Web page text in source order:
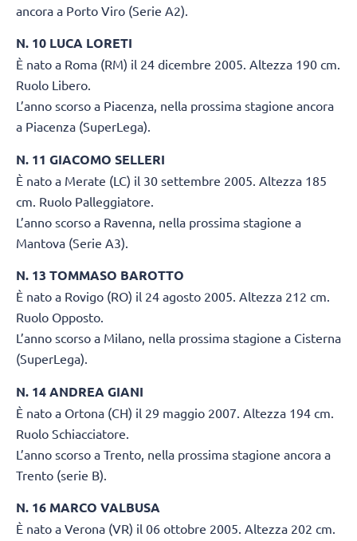
ancora a Porto Viro (Serie A2).
N. 10 LUCA LORETI
È nato a Roma (RM) il 24 dicembre 2005. Altezza 190 cm.
Ruolo Libero.
L’anno scorso a Piacenza, nella prossima stagione ancora
a Piacenza (SuperLega).
N. 11 GIACOMO SELLERI
È nato a Merate (LC) il 30 settembre 2005. Altezza 185
cm. Ruolo Palleggiatore.
L’anno scorso a Ravenna, nella prossima stagione a
Mantova (Serie A3).
N. 13 TOMMASO BAROTTO
È nato a Rovigo (RO) il 24 agosto 2005. Altezza 212 cm.
Ruolo Opposto.
L’anno scorso a Milano, nella prossima stagione a Cisterna
(SuperLega).
N. 14 ANDREA GIANI
È nato a Ortona (CH) il 29 maggio 2007. Altezza 194 cm.
Ruolo Schiacciatore.
L’anno scorso a Trento, nella prossima stagione ancora a
Trento (serie B).
N. 16 MARCO VALBUSA
È nato a Verona (VR) il 06 ottobre 2005. Altezza 202 cm.